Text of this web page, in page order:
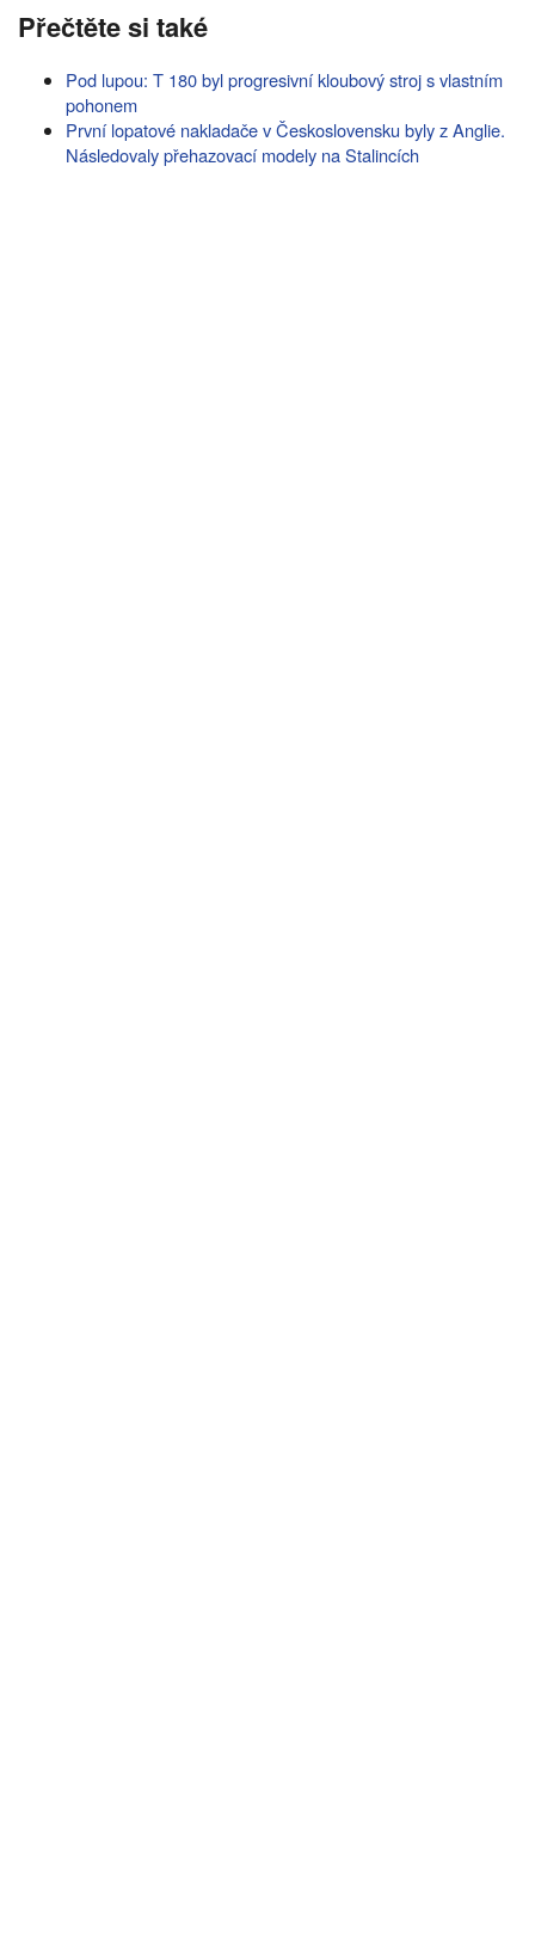
Přečtěte si také
Pod lupou: T 180 byl progresivní kloubový stroj s vlastním
pohonem
První lopatové nakladače v Československu byly z Anglie.
Následovaly přehazovací modely na Stalincích